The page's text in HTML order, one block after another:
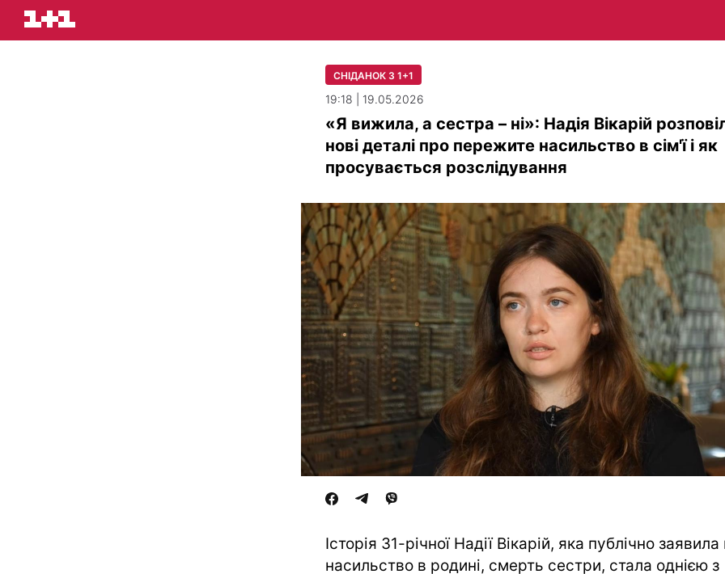
СНІДАНОК З 1+1
19:18 | 19.05.2026
«Я вижила, а сестра – ні»: Надія Вікарій
нові деталі про пережите насильство в сім'ї і як
просувається розслідування
Історія 31-річної Надії Вікарій, яка публічно
насильство в родині, смерть сестри, стала однією з